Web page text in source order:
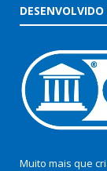
Muito mais que